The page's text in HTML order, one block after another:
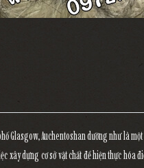
Glasgow, Auchentoshan dường như là
dựng cơ sở vật chất để hiện thực hóa